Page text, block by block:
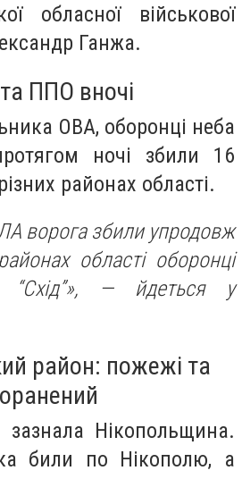
обласної військової
Ганжа.
ППО вночі
ОВА, оборонці неба
ночі збили 16
районах області.
ворога збили упродовж
області оборонці
—йдеться у
район: пожежі та
зазнала Нікопольщина.
били по Нікополю, а